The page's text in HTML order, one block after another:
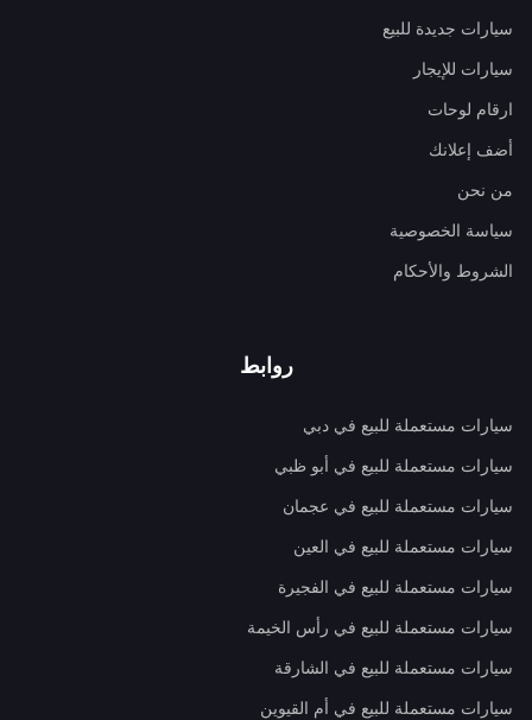
سيارات جديدة للبيع
سيارات للإيجار
ارقام لوحات
أضف إعلانك
من نحن
سياسة الخصوصية
الشروط والأحكام
روابط
سيارات مستعملة للبيع في دبي
سيارات مستعملة للبيع في أبو ظبي
سيارات مستعملة للبيع في عجمان
سيارات مستعملة للبيع في العين
سيارات مستعملة للبيع في الفجيرة
سيارات مستعملة للبيع في رأس الخيمة
سيارات مستعملة للبيع في الشارقة
سيارات مستعملة للبيع في أم القيوين